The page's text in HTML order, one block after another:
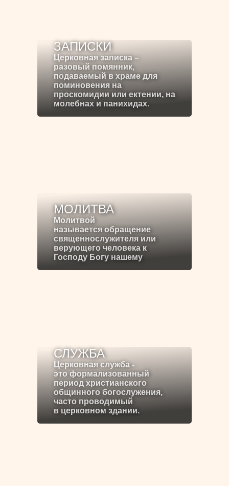
ЗАПИСКИ
Церковная записка –
разовый помянник,
подаваемый в храме для
поминовения на
проскомидии или ектении, на
молебнах и панихидах.
МОЛИТВА
Молитвой
называется обращение
священнослужителя или
верующего человека к
Господу Богу нашему
СЛУЖБА
Церковная служба -
это формализованный
период христианского
общинного богослужения,
часто проводимый
в церковном здании.